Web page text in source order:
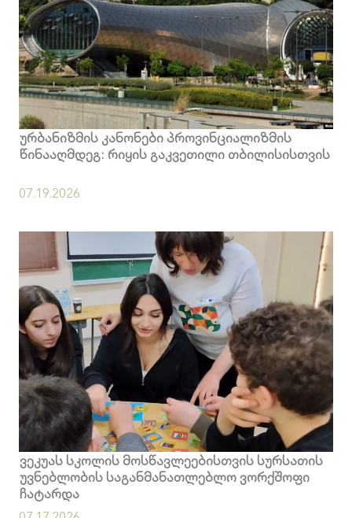
ურბანიზმის კანონები პროვინციალიზმის
წინააღმდეგ: რიყის გაკვეთილი თბილისისთვის
07.19.2026
ვეკუას სკოლის მოსწავლეებისთვის სურსათის
უვნებლობის საგანმანათლებლო ვორქშოფი
ჩატარდა